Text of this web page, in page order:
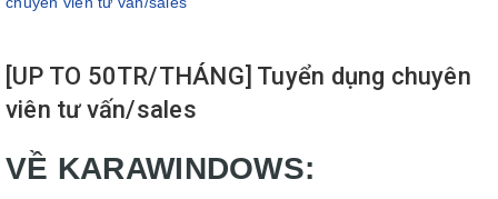
[UP TO 50TR/THÁNG] Tuyển dụng chuyên
viên tư vấn/sales
VỀ KARAWINDOWS: